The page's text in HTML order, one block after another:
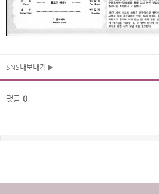
SNS내보내기
댓글 0